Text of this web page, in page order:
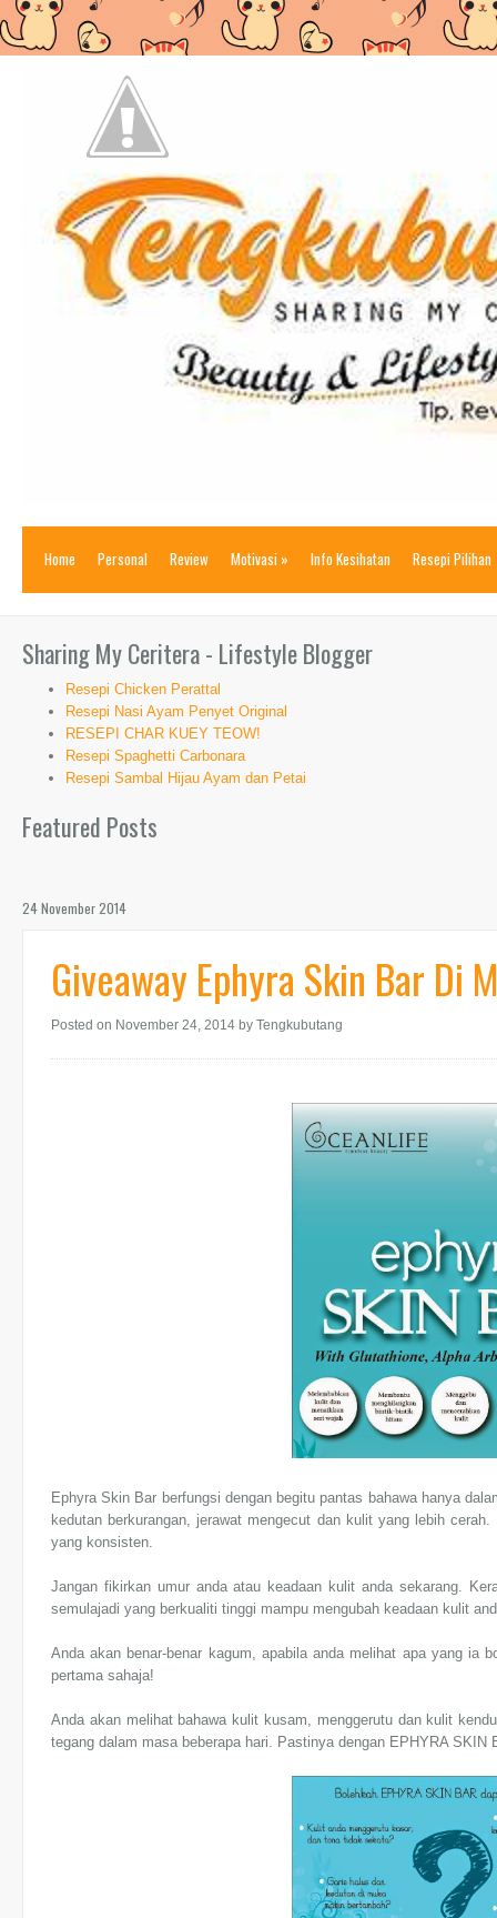
Home Personal Review Motivasi » Info Kesihatan Resepi Pilihan
Sharing My Ceritera - Lifestyle Blogger
Resepi Chicken Perattal
Resepi Nasi Ayam Penyet Original
RESEPI CHAR KUEY TEOW!
Resepi Spaghetti Carbonara
Resepi Sambal Hijau Ayam dan Petai
Featured Posts
24 November 2014
Giveaway Ephyra Skin Bar Di
Posted on November 24, 2014 by Tengkubutang
Ephyra Skin Bar berfungsi dengan begitu pantas bahawa hanya
kedutan berkurangan, jerawat mengecut dan kulit yang lebih
yang konsisten.
Jangan fikirkan umur anda atau keadaan kulit anda sekarang.
semulajadi yang berkualiti tinggi mampu mengubah keadaan kulit
Anda akan benar-benar kagum, apabila anda melihat apa yang ia
pertama sahaja!
Anda akan melihat bahawa kulit kusam, menggerutu dan kulit
tegang dalam masa beberapa hari. Pastinya dengan EPHYRA